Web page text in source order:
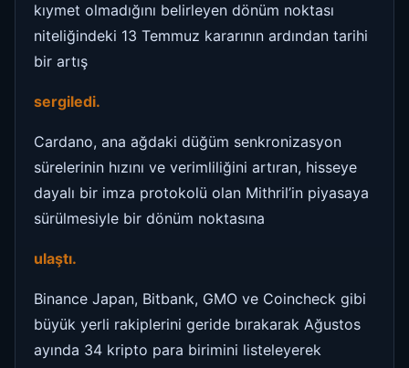
kıymet olmadığını belirleyen dönüm noktası
niteliğindeki 13 Temmuz kararının ardından tarihi
bir artış
sergiledi.
Cardano, ana ağdaki düğüm senkronizasyon
sürelerinin hızını ve verimliliğini artıran, hisseye
dayalı bir imza protokolü olan Mithril’in piyasaya
sürülmesiyle bir dönüm noktasına
ulaştı.
Binance Japan, Bitbank, GMO ve Coincheck gibi
büyük yerli rakiplerini geride bırakarak Ağustos
ayında 34 kripto para birimini listeleyerek